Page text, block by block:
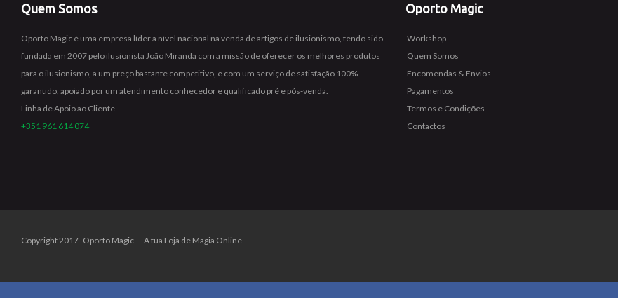
Quem Somos
Oporto Magic é uma empresa líder a nível nacional na venda de artigos de ilusionismo, tendo sido
fundada em 2007 pelo ilusionista João Miranda com a missão de oferecer os melhores produtos
para o ilusionismo, a um preço bastante competitivo, e com um serviço de satisfação 100%
garantido, apoiado por um atendimento conhecedor e qualificado pré e pós-venda.
Linha de Apoio ao Cliente
+351 961 614 074
Oporto Magic
Workshop
Quem Somos
Encomendas & Envios
Pagamentos
Termos e Condições
Contactos
Copyright 2017 Oporto Magic — A tua Loja de Magia Online